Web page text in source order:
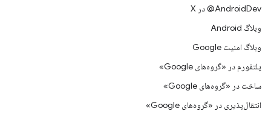
‫‎@AndroidDev در X
وبلاگ Android
وبلاگ امنیت Google
پلتفورم در «گروه‌های Google»
ساخت در «گروه‌های Google»
انتقال‌پذیری در «گروه‌های Google»